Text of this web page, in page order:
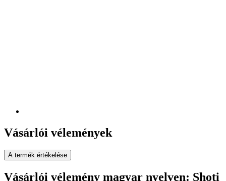
Vásárlói vélemények
A termék értékelése
Vásárlói vélemény magyar nyelven: Shoti